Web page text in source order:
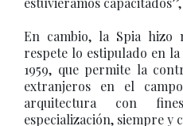
En cambio, la Spia hizo
respete lo estipulado en
1959, que permite la
extranjeros en el
arquitectura con
especialización, siempre y